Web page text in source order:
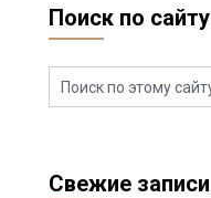
Поиск по сайту
Свежие записи